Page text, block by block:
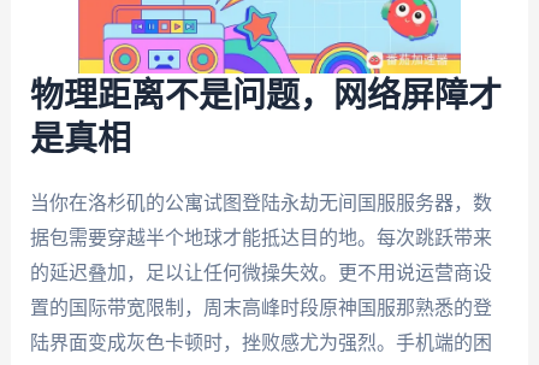
物理距离不是问题，网络屏障才
是真相
当你在洛杉矶的公寓试图登陆永劫无间国服服务器，数
据包需要穿越半个地球才能抵达目的地。每次跳跃带来
的延迟叠加，足以让任何微操失效。更不用说运营商设
置的国际带宽限制，周末高峰时段原神国服那熟悉的登
陆界面变成灰色卡顿时，挫败感尤为强烈。手机端的困